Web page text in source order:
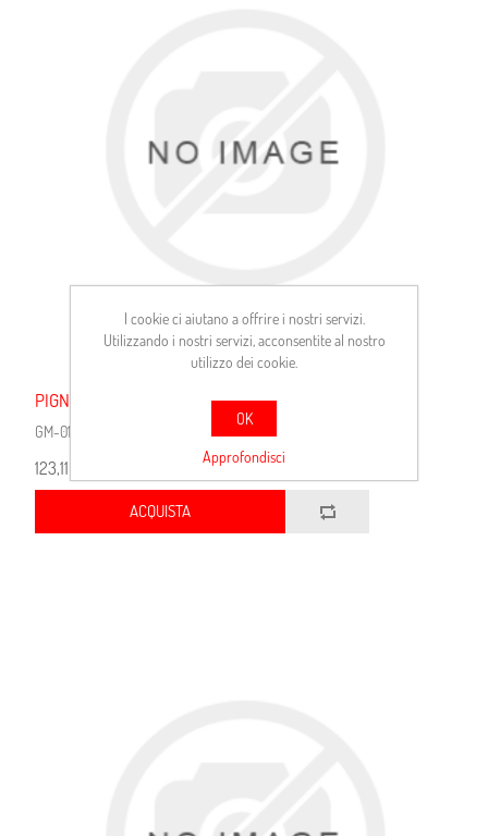
PIGNONI FIAT LA PICCOLA I
GM-0122
123,11 €
ACQUISTA
I cookie ci aiutano a offrire i nostri servizi.
Utilizzando i nostri servizi, acconsentite al nostro
utilizzo dei cookie.
OK
Approfondisci